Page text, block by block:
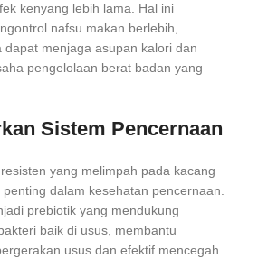
kenyang lebih lama. Hal ini
nafsu makan berlebih,
dapat menjaga asupan kalori dan
pengelolaan berat badan yang
Sistem Pencernaan
yang melimpah pada kacang
dalam kesehatan pencernaan.
prebiotik yang mendukung
baik di usus, membantu
usus dan efektif mencegah